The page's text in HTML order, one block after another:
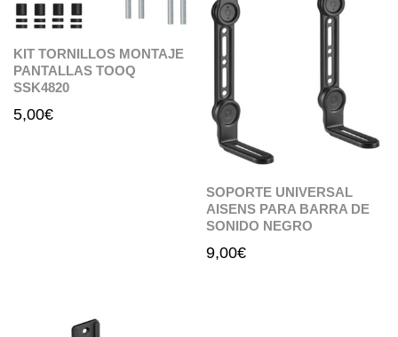
KIT TORNILLOS MONTAJE
PANTALLAS TOOQ
SSK4820
5,00€
SOPORTE UNIVERSAL
AISENS PARA BARRA DE
SONIDO NEGRO
9,00€